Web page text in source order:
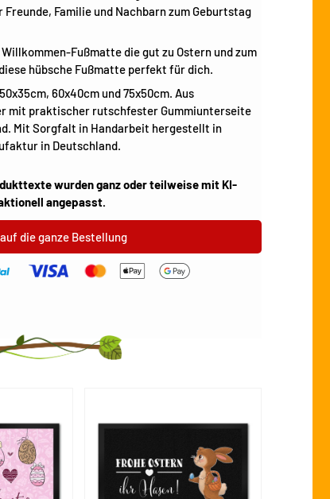
laden
in Galerieansicht laden
Bild 11 in Galerieansicht laden
Familie und Nachbarn zum Geburtstag
Fußmatte die gut zu Ostern und zum
hübsche Fußmatte perfekt für dich.
60x40cm und 75x50cm. Aus
mit praktischer rutschfester Gummiunterseite
Mit Sorgfalt in Handarbeit hergestellt in
in Deutschland.
wurden ganz oder teilweise mit KI-
angepasst.
die ganze Bestellung